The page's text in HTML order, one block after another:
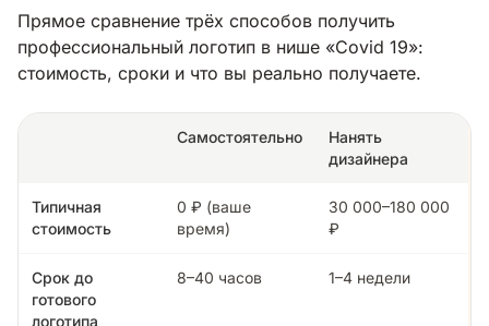
Прямое сравнение трёх способов получить
профессиональный логотип в нише «Covid 19»:
стоимость, сроки и что вы реально получаете.
Самостоятельно
Нанять
дизайнера
Типичная
стоимость
0 ₽ (ваше
время)
30 000–180 000
₽
Срок до
готового
логотипа
8–40 часов 1–4 недели